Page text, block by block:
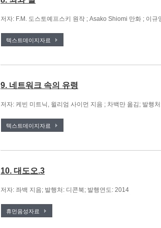
저자: F.M. 도스토예프스키 원작 ; Asako Shiomi 만화 ; 이
텍스트데이지자료
9. 네트워크 속의 유령
저자: 케빈 미트닉, 윌리엄 사이먼 지음 ; 차백만 옮김; 발행
텍스트데이지자료
10. 대도오.3
저자: 좌백 지음; 발행처: 디콘북; 발행연도: 2014
휴먼음성자료